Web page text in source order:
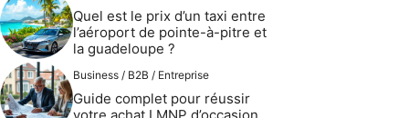
Quel est le prix d’un taxi entre
l’aéroport de pointe-à-pitre et
la guadeloupe ?
Business / B2B / Entreprise
Guide complet pour réussir